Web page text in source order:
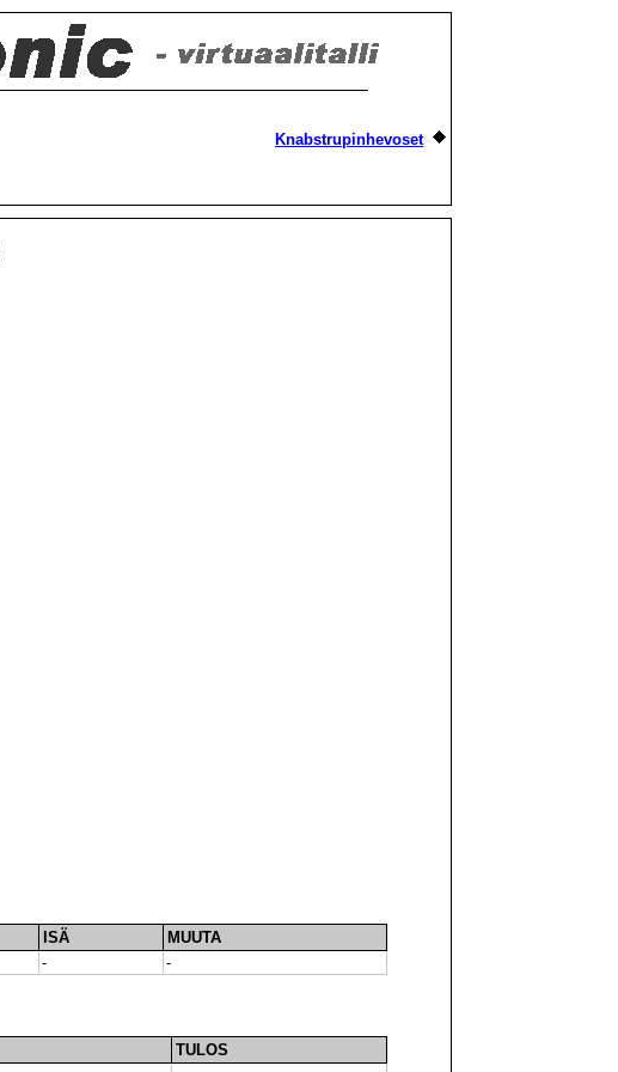
Knabstrupinhevoset
ISÄ
MUUTA
- -
TULOS